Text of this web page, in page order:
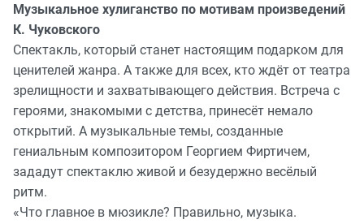
Музыкальное хулиганство по мотивам произведений
К. Чуковского
Спектакль, который станет настоящим подарком для
ценителей жанра. А также для всех, кто ждёт от театра
зрелищности и захватывающего действия. Встреча с
героями, знакомыми с детства, принесёт немало
открытий. А музыкальные темы, созданные
гениальным композитором Георгием Фиртичем,
зададут спектаклю живой и безудержно весёлый
ритм.
«Что главное в мюзикле? Правильно, музыка.